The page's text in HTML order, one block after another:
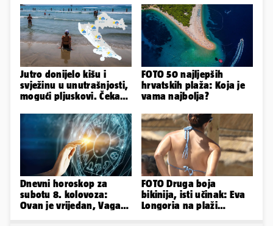
Jutro donijelo kišu i
svježinu u unutrašnjosti,
mogući pljuskovi. Čeka
FOTO 50 najljepših
hrvatskih plaža: Koja je
vama najbolja?
Dnevni horoskop za
subotu 8. kolovoza:
Ovan je vrijedan, Vaga
FOTO Druga boja
bikinija, isti učinak: Eva
Longoria na plaži